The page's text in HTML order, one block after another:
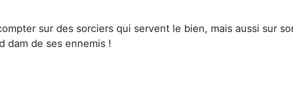
sur des sorciers qui servent le bien, mais aussi sur
dam de ses ennemis !